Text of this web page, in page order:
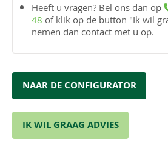
Heeft u vragen? Bel ons dan op
48 of klik op de button "Ik wil
nemen dan contact met u op.
NAAR DE CONFIGURATOR
IK WIL GRAAG ADVIES